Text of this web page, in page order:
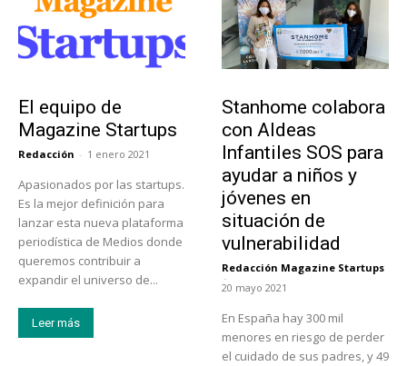
El equipo de
Magazine Startups
Redacción - 1 enero 2021
Apasionados por las startups.
Es la mejor definición para
lanzar esta nueva plataforma
periodística de Medios donde
queremos contribuir a
expandir el universo de...
Leer más
Stanhome colabora
con Aldeas
Infantiles SOS para
ayudar a niños y
jóvenes en
situación de
vulnerabilidad
Redacción Magazine Startups
-
20 mayo 2021
En España hay 300 mil
menores en riesgo de perder
el cuidado de sus padres, y 49